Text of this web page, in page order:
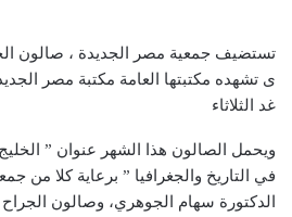
تستضيف جمعية مصر الجديدة ، صالون
ى تشهده مكتبتها العامة مكتبة مصر
غد الثلاثاء
ويحمل الصالون هذا الشهر عنوان ”
في التاريخ والجغرافيا ” برعاية كلا من
الدكتورة سهام الجوهري، وصالون الجراح